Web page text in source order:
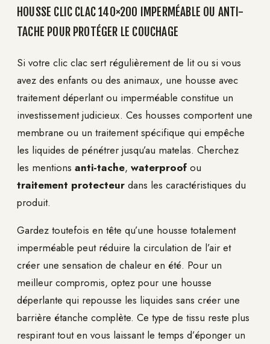
HOUSSE CLIC CLAC 140×200 IMPERMÉABLE OU ANTI-
TACHE POUR PROTÉGER LE COUCHAGE
Si votre clic clac sert régulièrement de lit ou si vous
avez des enfants ou des animaux, une housse avec
traitement déperlant ou imperméable constitue un
investissement judicieux. Ces housses comportent une
membrane ou un traitement spécifique qui empêche
les liquides de pénétrer jusqu’au matelas. Cherchez
les mentions anti-tache, waterproof ou
traitement protecteur dans les caractéristiques du
produit.
Gardez toutefois en tête qu’une housse totalement
imperméable peut réduire la circulation de l’air et
créer une sensation de chaleur en été. Pour un
meilleur compromis, optez pour une housse
déperlante qui repousse les liquides sans créer une
barrière étanche complète. Ce type de tissu reste plus
respirant tout en vous laissant le temps d’éponger un